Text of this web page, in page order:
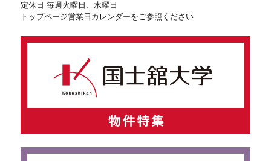
定休日 毎週火曜日、水曜日
トップページ営業日カレンダーをご参照ください